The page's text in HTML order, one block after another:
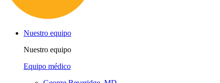
Nuestro equipo
Nuestro equipo
Equipo médico